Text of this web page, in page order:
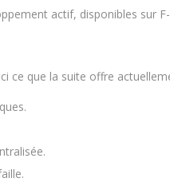
actif, disponibles sur
ce que la suite offre